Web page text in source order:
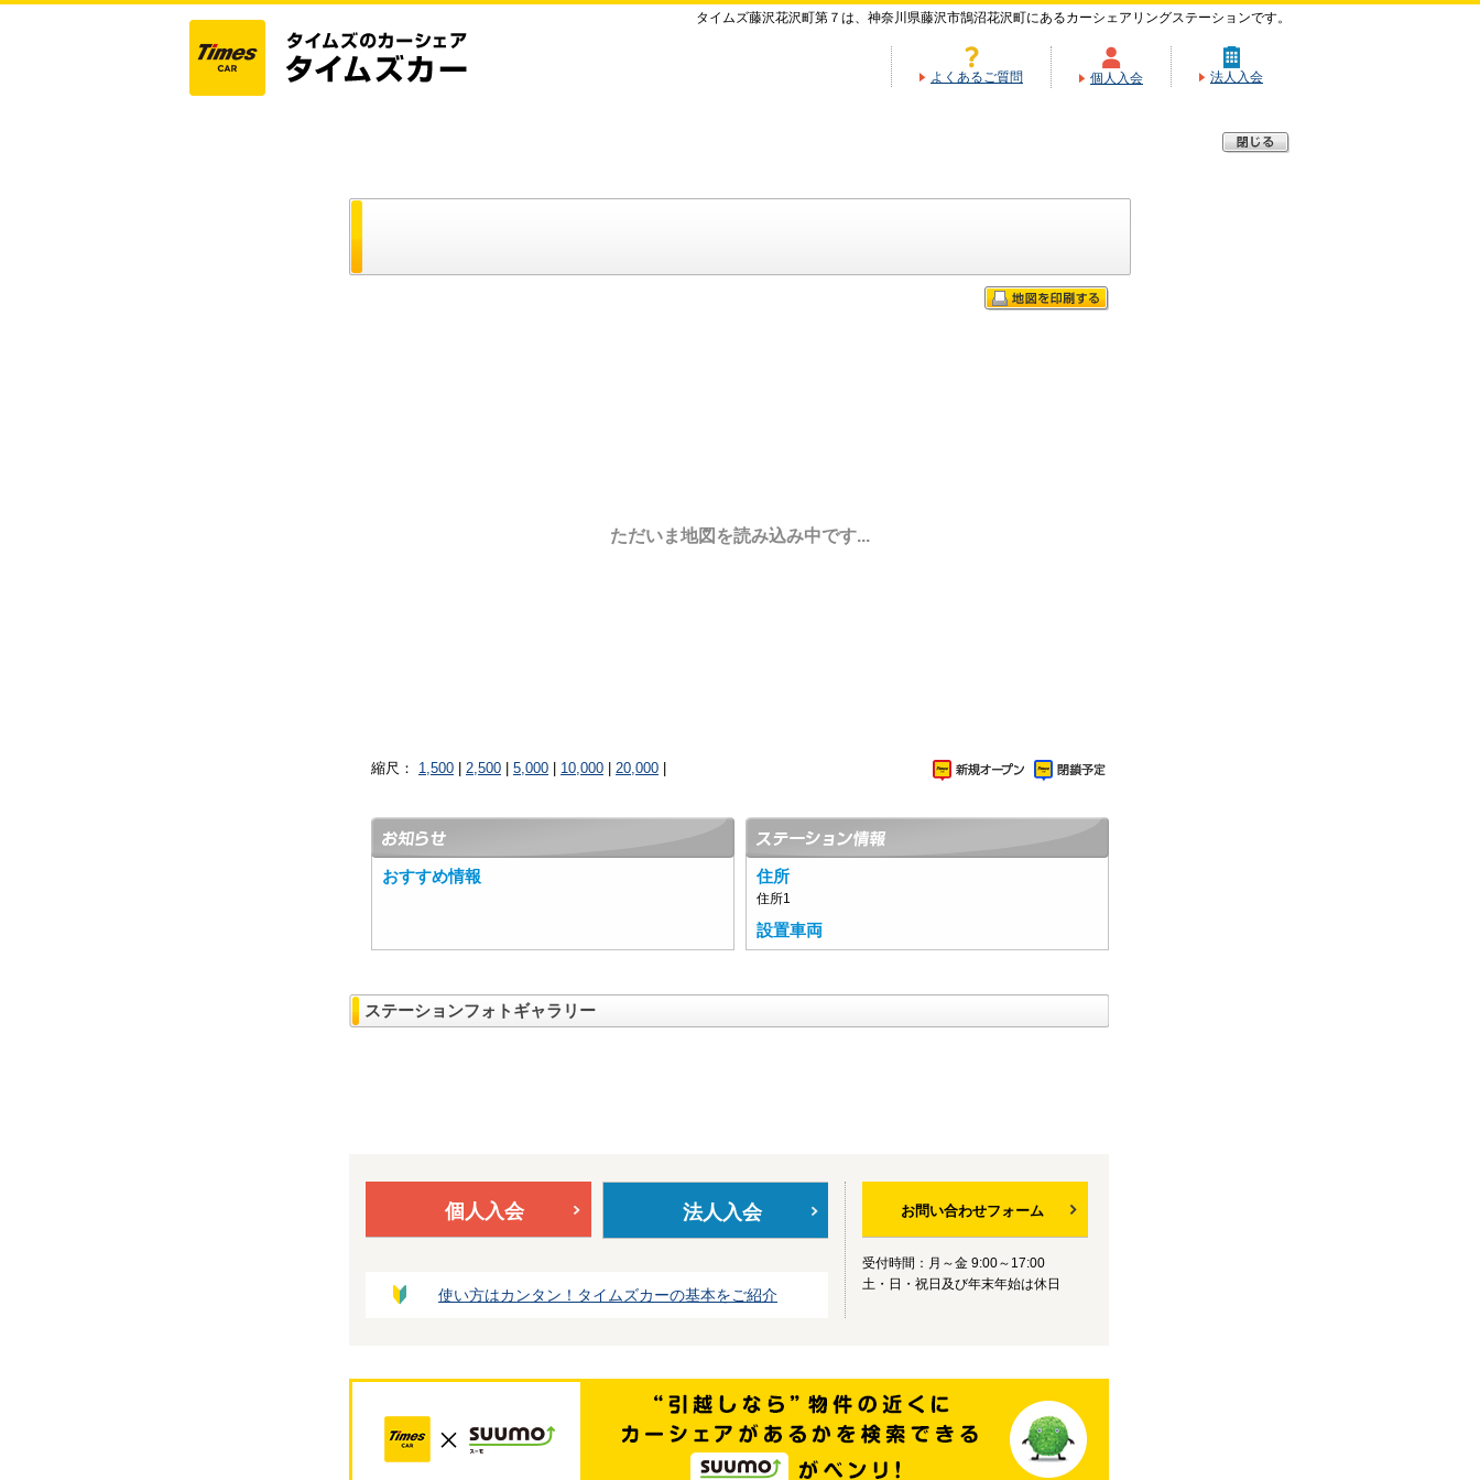
タイムズ藤沢花沢町第７は、神奈川県藤沢市鵠沼花沢町にあるカーシェアリングステーションです。
よくあるご質問 個人入会 法人入会
ただいま地図を読み込み中です...
縮尺： 1,500 2,500 5,000 10,000 20,000
おすすめ情報 住所
住所1
設置車両
ステーションフォトギャラリー
個人入会 法人入会
使い方はカンタン！タイムズカーの基本をご紹介
お問い合わせフォーム
受付時間：月～金 9:00～17:00
土・日・祝日及び年末年始は休日